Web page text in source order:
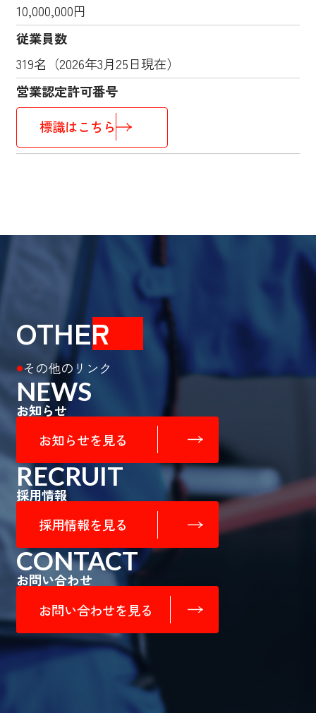
10,000,000円
従業員数
319名（2026年3月25日現在）
営業認定許可番号
標識はこちら
OTHER
●その他のリンク
NEWS
お知らせ
お知らせを見る
RECRUIT
採用情報
採用情報を見る
CONTACT
お問い合わせ
お問い合わせを見る